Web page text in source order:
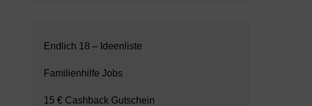
Endlich 18 – Ideenliste
Familienhilfe Jobs
15 € Cashback Gutschein